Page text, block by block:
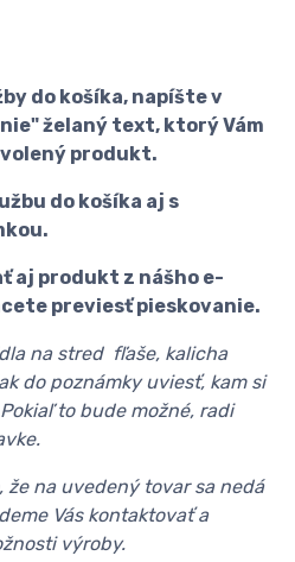
do košíka, napíšte v
želaný text, ktorý Vám
produkt.
do košíka aj s
aj produkt z nášho e-
previesť pieskovanie.
na stred fľaše, kalicha
do poznámky uviesť, kam si
to bude možné, radi
že na uvedený tovar sa nedá
Vás kontaktovať a
výroby.